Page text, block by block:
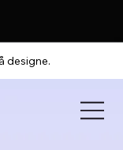
designe.